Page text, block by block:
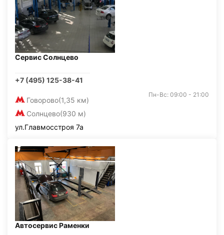
Сервис Солнцево
+7 (495) 125-38-41
Говорово(1,35 км)
Солнцево(930 м)
Пн-Вс: 09:00 - 21:00
ул.Главмосстроя 7а
Автосервис Раменки